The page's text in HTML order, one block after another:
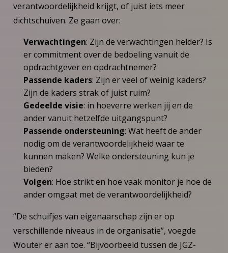
verantwoordelijkheid krijgt, of juist iets meer
dichtschuiven. Ze gaan over:
Verwachtingen: Zijn de verwachtingen helder? Is
er commitment over de bedoeling vanuit de
opdrachtgever en opdrachtnemer?
Passende kaders: Zijn er veel of weinig kaders?
Zijn de kaders strak of juist ruim?
Gedeelde visie: in hoeverre werken jij en de
ander vanuit hetzelfde uitgangspunt?
Passende ondersteuning: Wat heeft de ander
nodig om de verantwoordelijkheid waar te
kunnen maken? Welke ondersteuning kun je
bieden?
Volgen: Hoe strikt en hoe vaak monitor je hoe de
ander omgaat met de verantwoordelijkheid?
‘’De schuifjes van eigenaarschap zijn er op
verschillende niveaus in de organisatie”, voegde
Wouter er aan toe. “Bijvoorbeeld tussen de JGZ-